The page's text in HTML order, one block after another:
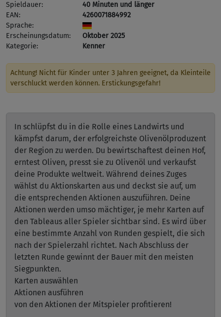
Spieldauer:
40 Minuten und länger
EAN:
4260071884992
Sprache:
Erscheinungsdatum:
Oktober 2025
Kategorie:
Kenner
Achtung! Nicht für Kinder unter 3 Jahren geeignet, da Kleinteile
verschluckt werden können. Erstickungsgefahr!
In schlüpfst du in die Rolle eines Landwirts und
kämpfst darum, der erfolgreichste Olivenölproduzent
der Region zu werden. Du bewirtschaftest deinen Hof,
erntest Oliven, presst sie zu Olivenöl und verkaufst
deine Produkte weltweit. Während deines Zuges
wählst du Aktionskarten aus und deckst sie auf, um
die entsprechenden Aktionen auszuführen. Deine
Aktionen werden umso mächtiger, je mehr Karten auf
den Tableaus aller Spieler sichtbar sind. Es wird über
eine bestimmte Anzahl von Runden gespielt, die sich
nach der Spielerzahl richtet. Nach Abschluss der
letzten Runde gewinnt der Bauer mit den meisten
Siegpunkten.
Karten auswählen
Aktionen ausführen
von den Aktionen der Mitspieler profitieren!